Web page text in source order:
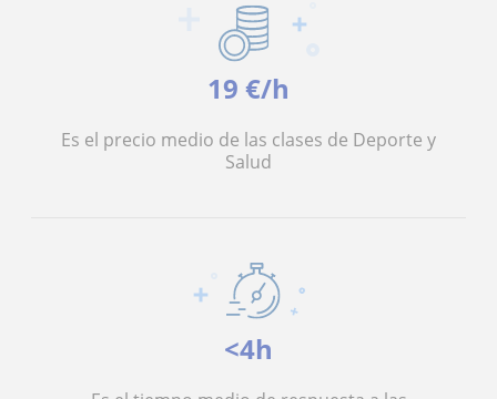
19 €/h
Es el precio medio de las clases de Deporte y
Salud
<4h